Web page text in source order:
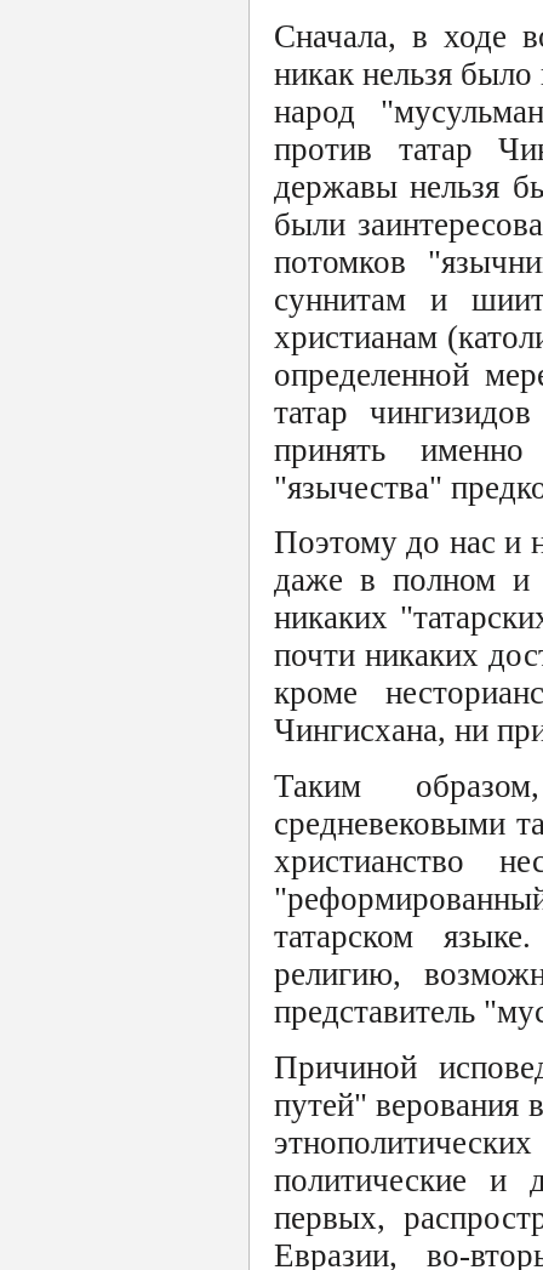
Сначала, в ходе
никак нельзя
народ
против татар
державы нельзя
были
потомков
суннитам и
христианам
определенной
татар
принять именно
"язычества"
Поэтому до нас и
даже в полном и
никаких
почти никаких
кроме
Чингисхана, ни
Таким
средневековыми
христианство
татарском
религию,
представитель
Причиной
путей" верования
политические и
первых,
Евразии, во-